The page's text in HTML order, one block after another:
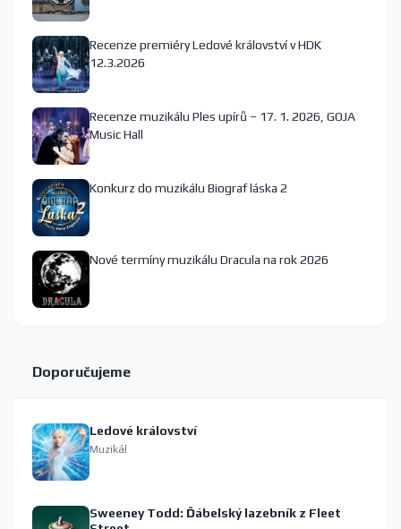
Recenze premiéry Ledové království v HDK
12.3.2026
Recenze muzikálu Ples upírů – 17. 1. 2026, GOJA
Music Hall
Konkurz do muzikálu Biograf láska 2
Nové termíny muzikálu Dracula na rok 2026
Doporučujeme
Ledové království
Muzikál
Sweeney Todd: Ďábelský lazebník z Fleet